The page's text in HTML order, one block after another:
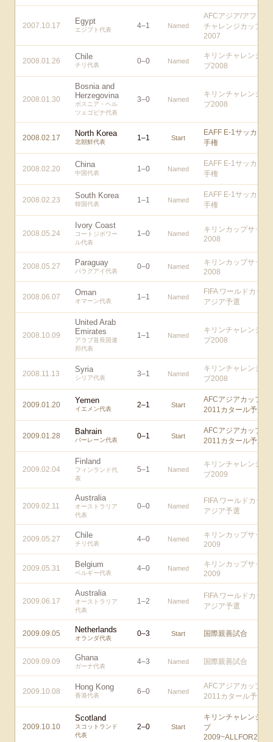
2007.10.17 Egypt
エジプト代表 4–1 Named
AFCアジア/アフリカ
チャレンジカップ
2007
2008.01.26 Chile
チリ代表 0–0 Named
キリンチャレンジカ
プ2008
2008.01.30
Bosnia and
Herzegovina
ボスニア・ヘル
ツェゴビナ代表
3–0 Named
キリンチャレンジカ
プ2008
2008.02.17 North Korea
北朝鮮代表 1–1 Start
EAFF E-1サッカー選
手権
2008.02.20 China
中国代表 1–0 Named
EAFF E-1サッカー選
手権
2008.02.23 South Korea
韓国代表 1–1 Named
EAFF E-1サッカー選
手権
2008.05.24
Ivory Coast
コートジボワー
ル代表
1–0 Named
キリンカップサッカ
2008
2008.05.27 Paraguay
パラグアイ代表
0–0 Named
キリンカップサッカ
2008
2008.06.07 Oman
オマーン代表 1–1 Named
FIFA ワールドカップ
アジア予選
2008.10.09
United Arab
Emirates
アラブ首長国連
邦代表
1–1 Named
キリンチャレンジカ
プ2008
2008.11.13 Syria
シリア代表 3–1 Named
キリンチャレンジカ
プ2008
2009.01.20 Yemen
イエメン代表 2–1 Start
AFCアジアカップ
2011カタール予選
2009.01.28 Bahrain
バーレーン代表 0–1 Start
AFCアジアカップ
2011カタール予選
2009.02.04
Finland
フィンランド代
表
5–1 Named
キリンチャレンジカ
プ2009
2009.02.11
Australia
オーストラリア
代表
0–0 Named
FIFA ワールドカップ
アジア予選
2009.05.27 Chile
チリ代表
4–0 Named
キリンカップサッカ
2009
2009.05.31 Belgium
ベルギー代表
4–0 Named
キリンカップサッカ
2009
2009.06.17
Australia
オーストラリア
代表
1–2 Named
FIFA ワールドカップ
アジア予選
2009.09.05 Netherlands
オランダ代表
0–3 Start 国際親善試合
2009.09.09 Ghana
ガーナ代表
4–3 Named 国際親善試合
2009.10.08 Hong Kong
香港代表 6–0 Named
AFCアジアカップ
2011カタール予選
2009.10.10
Scotland
スコットランド
代表
2–0 Start
キリンチャレンジカ
プ